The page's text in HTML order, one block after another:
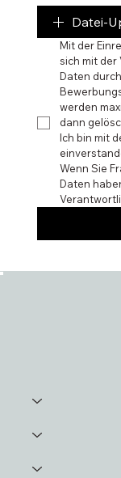
Datei-
Mit der
sich mit
Daten
werden
Ich bin mit
Wenn Sie
Daten